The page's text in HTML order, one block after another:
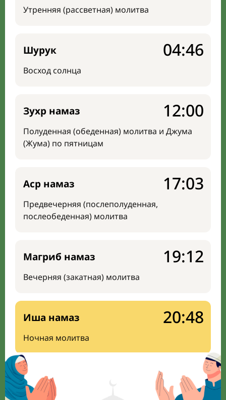
Утренняя (рассветная) молитва
Шурук
Восход солнца
04:46
Зухр намаз
Полуденная (обеденная) молитва и Джума
(Жума) по пятницам
12:00
Аср намаз
Предвечерняя (послеполуденная,
послеобеденная) молитва
17:03
Магриб намаз
Вечерняя (закатная) молитва
19:12
Иша намаз
Ночная молитва
20:48